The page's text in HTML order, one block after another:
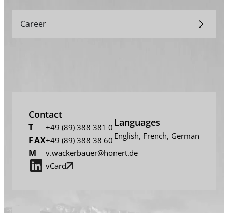
Career
Contact
T
FAX
M
+49 (89) 388 381 0
+49 (89) 388 38 60
v.wackerbauer@honert.de
vCard
Languages
English, French, German